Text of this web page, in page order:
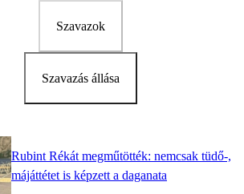
Szavazok
Szavazás állása
Rubint Rékát megműtötték: nemcsak tüdő-,
májáttétet is képzett a daganata